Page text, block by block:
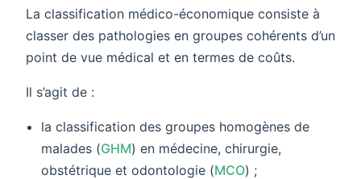
La classification médico-économique consiste à
classer des pathologies en groupes cohérents d’un
point de vue médical et en termes de coûts.
Il s’agit de :
la classification des groupes homogènes de
malades (GHM) en médecine, chirurgie,
obstétrique et odontologie (MCO) ;